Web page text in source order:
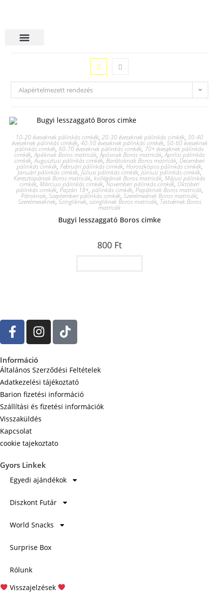
Alapértelmezett rendezés
10-20 éveseknek pálinkás cimkék, 20-30 éveseknek pálinkás cimkék, 30-40
éveseknek pálinkás cimkék, 40-50 éveseknek pálinkás cimkék, 50-60 éveseknek
pálinkás cimkék, 60-70 éveseknek pálinkás cimkék, 70+ éveseknek pálinkás
cimkék,Apáknak Boros matricák,Apósnak Boros matricák,Áprilisi pálinkás
cimkék,Augusztusi pálinkás cimkék, Barátoknak Boros matricák, Decemberi
pálinkás cimkék, Februári pálinkás cimkék, Horoszkópos pálinkás cimkék,
Januári pálinkás cimkék, Júliusi pálinkás cimkék, Júniusi pálinkás cimkék,
Keresztapának Boros matricák, kollégának Boros matricák, Májusi pálinkás
cimkék, Márciusi pálinkás cimkék,Novemberi pálinkás cimkék, Októberi
pálinkás cimkék, Pajzán 18+, pálinkás cimkék,Papáknak Boros matricák,
Pároknak, Szeptemberi pálinkás cimkék, Szerelmednek Boros matricák,
Szerelmeseknek,Szingliknek, szingliknek Boros matricák, Testvérnek Boros
matricák
Bugyi lesszaggató Boros cimke
800 Ft
Információ
Általános Szerződési Feltételek
Adatkezelési tájékoztató
Barion fizetési információ
Szállítási és fizetési információk
Visszaküldés
Kapcsolat
cookie tajekoztato
Gyors Linkek
Egyedi ajándékok
Diszkont Futár
World Snacks
Surprise Box
Rólunk
Visszajelzések